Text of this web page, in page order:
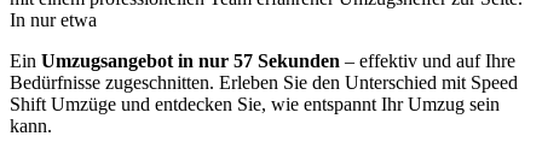
In nur etwa
Ein Umzugsangebot in nur 57 Sekunden – effektiv und auf Ihre
Bedürfnisse zugeschnitten. Erleben Sie den Unterschied mit Speed
Shift Umzüge und entdecken Sie, wie entspannt Ihr Umzug sein
kann.